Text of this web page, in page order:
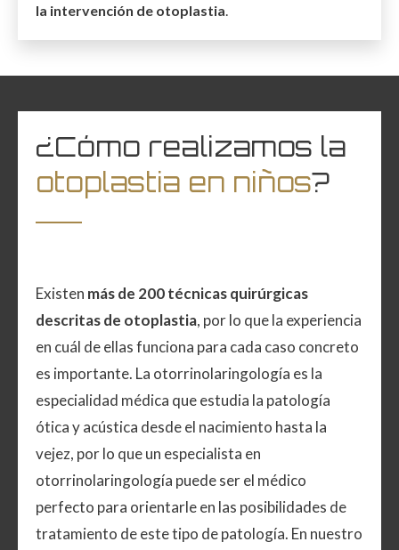
la intervención de otoplastia
¿Cómo realizamos la
otoplastia en niños?
Existen más de 200 técnicas quirúrgicas
descritas de otoplastia, por lo que la experiencia
en cuál de ellas funciona para cada caso concreto
es importante. La otorrinolaringología es la
especialidad médica que estudia la patología
ótica y acústica desde el nacimiento hasta la
vejez, por lo que un especialista en
otorrinolaringología puede ser el médico
perfecto para orientarle en las posibilidades de
tratamiento de este tipo de patología. En nuestro